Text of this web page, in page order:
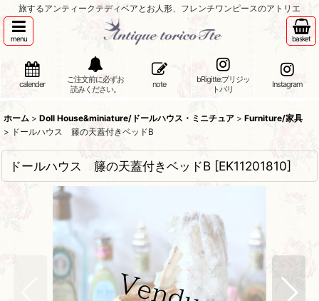
旅するアンティークテディベアとお人形、フレンチワンピースのアトリエ
menu basket
calender
ご注文前に必ずお
読みください。
note
bRigitte:ブリジッ
トパリ
Instagram
ホーム > Doll House&miniature/ドールハウス・ミニチュア > Furniture/家具
> ドールハウス 籐の天蓋付きベッドB
ドールハウス 籐の天蓋付きベッドB [EK11201810]